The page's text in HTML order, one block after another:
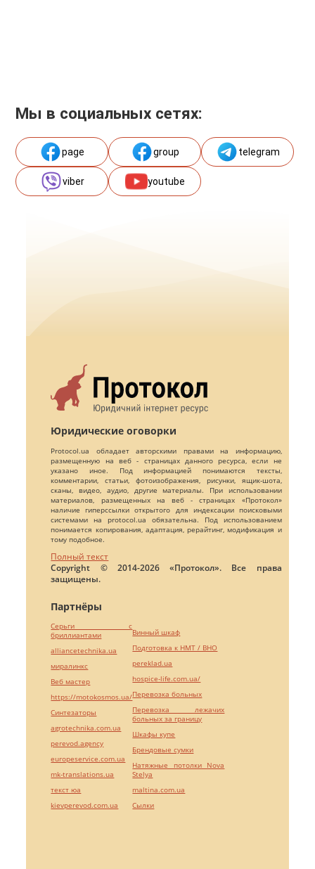
Мы в социальных сетях:
page group telegram
viber youtube
Юридические оговорки
Protocol.ua обладает авторскими правами на информацию,
размещенную на веб - страницах данного ресурса, если не
указано иное. Под информацией понимаются тексты,
комментарии, статьи, фотоизображения, рисунки, ящик-шота,
сканы, видео, аудио, другие материалы. При использовании
материалов, размещенных на веб - страницах «Протокол»
наличие гиперссылки открытого для индексации поисковыми
системами на protocol.ua обязательна. Под использованием
понимается копирования, адаптация, рерайтинг, модификация и
тому подобное.
Полный текст
Copyright © 2014-2026 «Протокол». Все права
защищены.
Партнёры
Серьги с
бриллиантами
alliancetechnika.ua
миралинкс
Веб мастер
https://motokosmos.ua/
Синтезаторы
agrotechnika.com.ua
perevod.agency
europeservice.com.ua
mk-translations.ua
текст юа
kievperevod.com.ua
Винный шкаф
Подготовка к НМТ / ВНО
pereklad.ua
hospice-life.com.ua/
Перевозка больных
Перевозка лежачих
больных за границу
Шкафы купе
Брендовые сумки
Натяжные потолки Nova
Stelya
maltina.com.ua
Cылки